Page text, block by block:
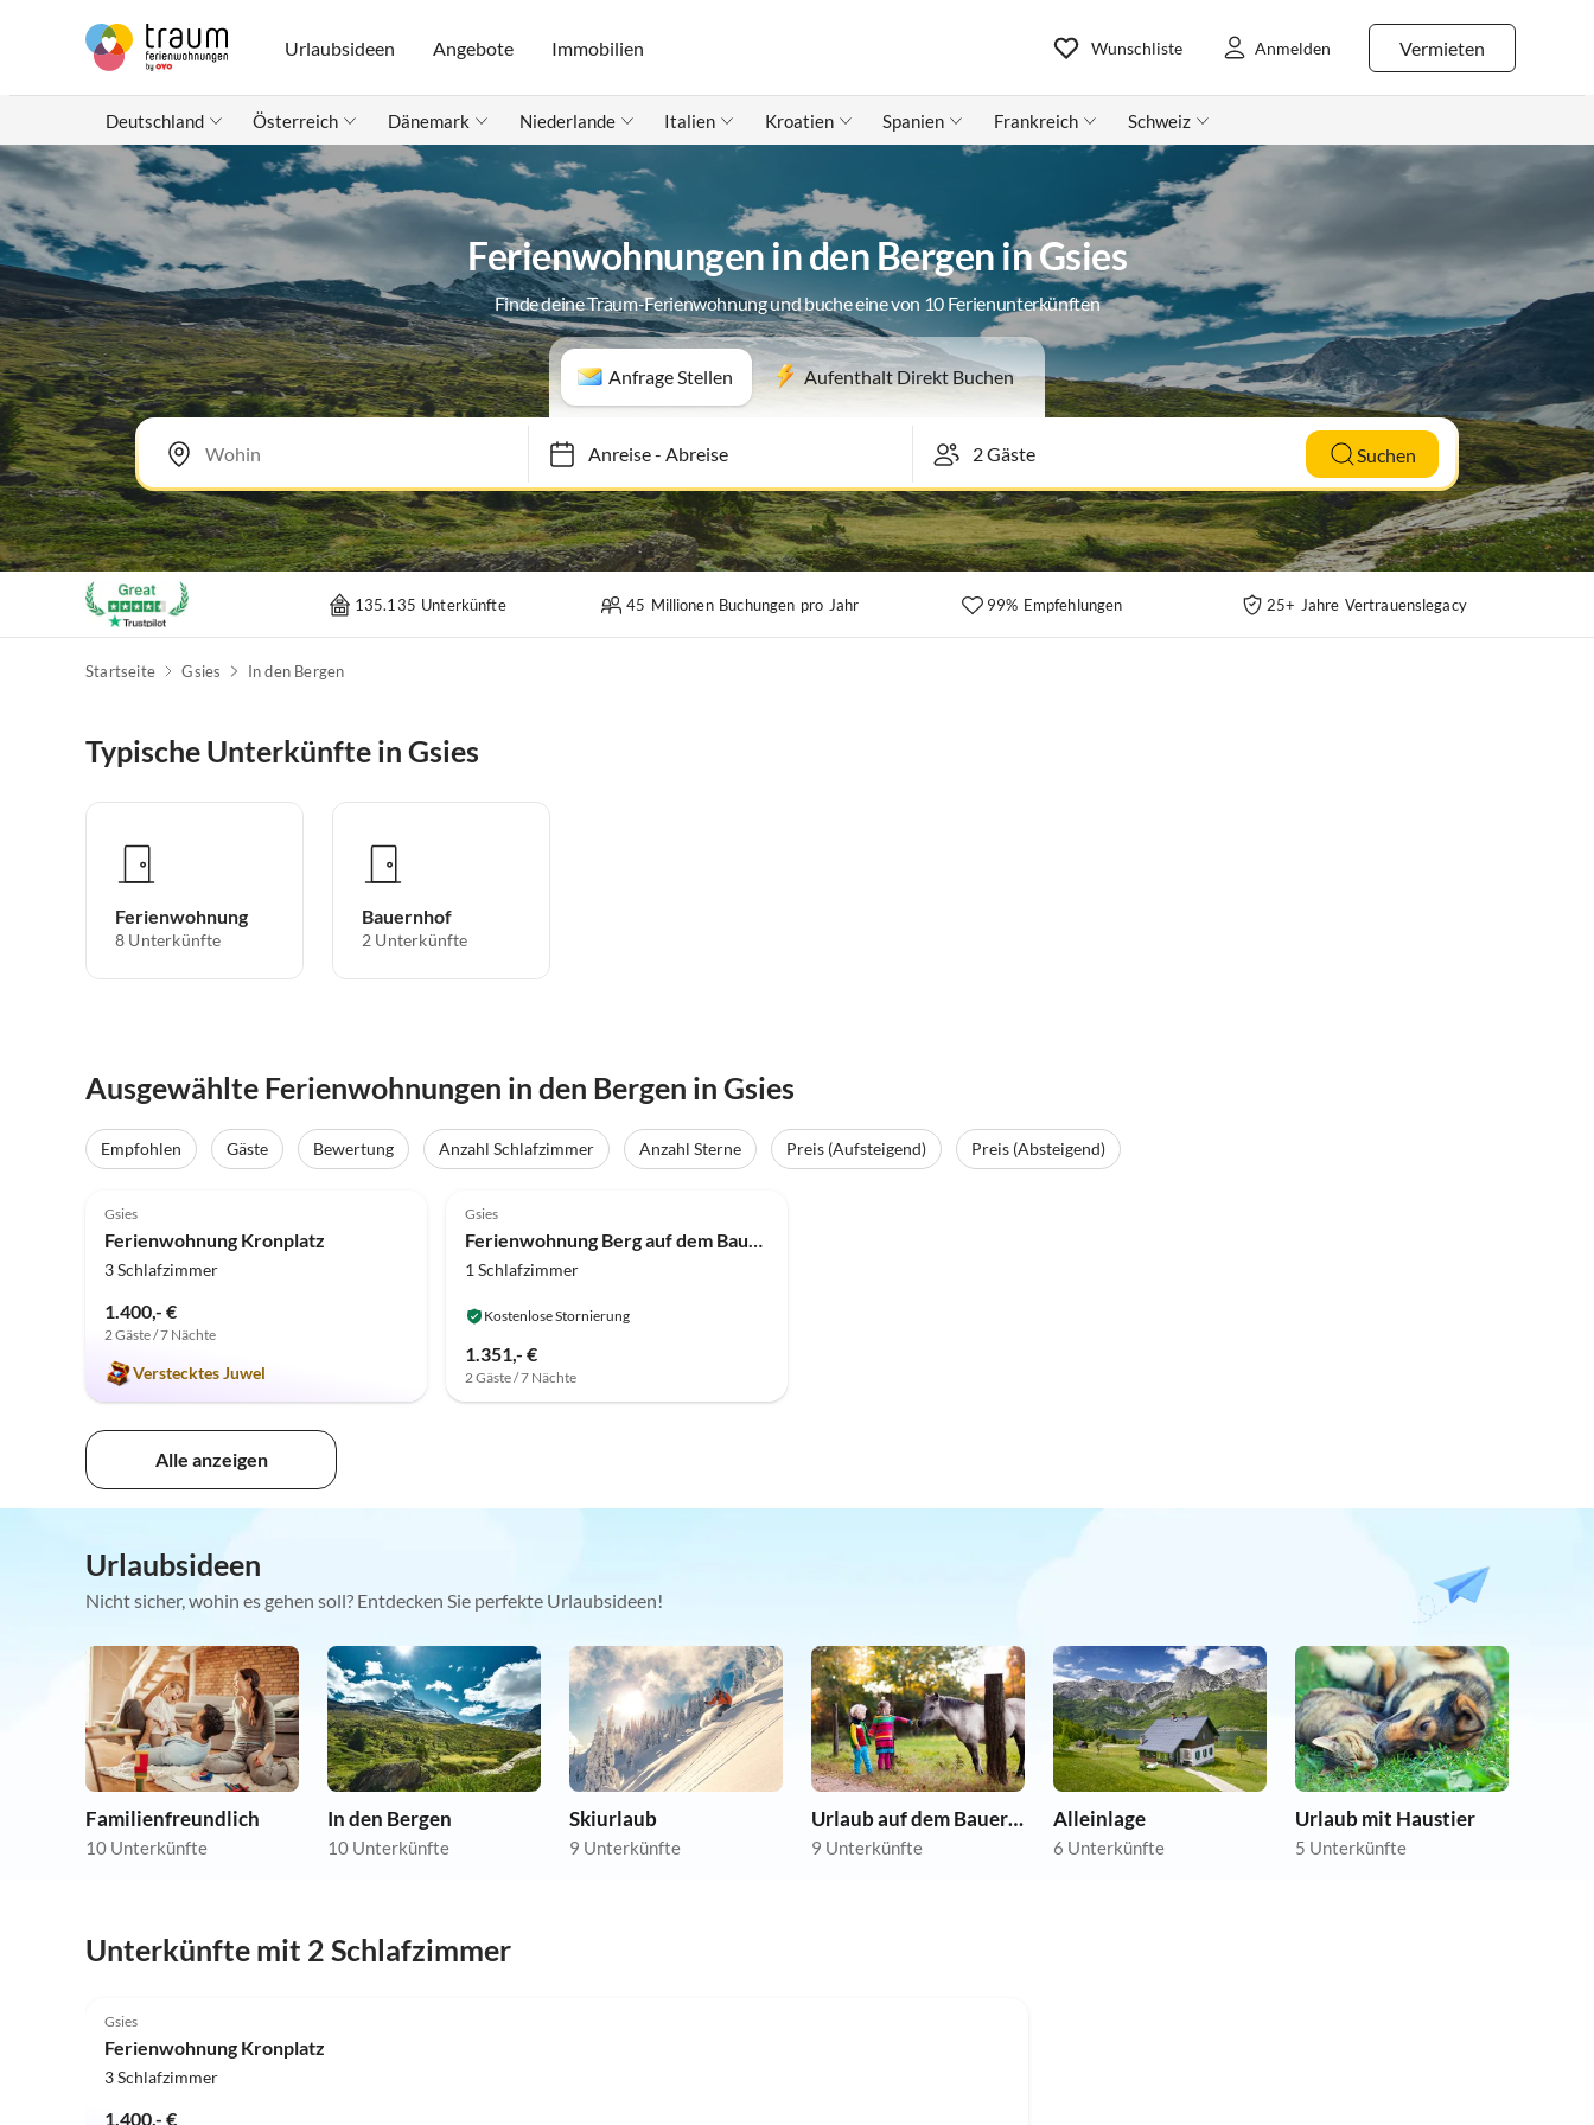
Urlaubsideen Angebote Immobilien Vermieten
Wunschliste Anmelden
Deutschland Österreich Dänemark Niederlande Italien Kroatien Spanien Frankreich Schweiz
Ferienwohnungen in den Bergen in Gsies
Finde deine Traum-Ferienwohnung und buche eine von 10 Ferienunterkünften
Anfrage Stellen Aufenthalt Direkt Buchen
Anreise-Abreise Suchen
135.135 Unterkünfte 45 Millionen Buchungen pro Jahr 99% Empfehlungen 25+ Jahre Vertrauenslegacy
Startseite Gsies In den Bergen
Typische Unterkünfte in Gsies
Ferienwohnung
8 Unterkünfte
Bauernhof
2 Unterkünfte
Ausgewählte Ferienwohnungen in den Bergen in Gsies
Empfohlen Gäste Bewertung Anzahl Schlafzimmer Anzahl Sterne Preis (Aufsteigend)
Preis (Absteigend)
Gsies
Ferienwohnung Kronplatz
3 Schlafzimmer
1.400,- €
2 Gäste / 7 Nächte
Verstecktes Juwel
Gsies
Ferienwohnung Berg auf dem Bauernhof
1 Schlafzimmer
Kostenlose Stornierung
1.351,- €
2 Gäste / 7 Nächte
Alle anzeigen
Urlaubsideen
Nicht sicher, wohin es gehen soll? Entdecken Sie perfekte Urlaubsideen!
Familienfreundlich
10 Unterkünfte
In den Bergen
10 Unterkünfte
Skiurlaub
9 Unterkünfte
Urlaub auf dem Bauernhof
9 Unterkünfte
Alleinlage
6 Unterkünfte
Urlaub mit Haustier
5 Unterkünfte
Unterkünfte mit 2 Schlafzimmer
Gsies
Ferienwohnung Kronplatz
3 Schlafzimmer
1.400,- €